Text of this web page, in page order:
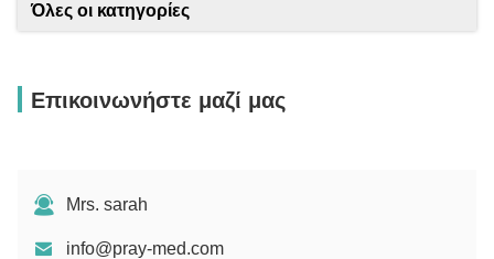
Όλες οι κατηγορίες
Επικοινωνήστε μαζί μας
Mrs. sarah
info@pray-med.com